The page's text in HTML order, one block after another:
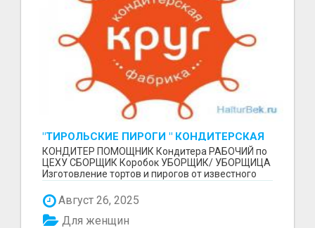
"ТИРОЛЬСКИЕ ПИРОГИ " КОНДИТЕРСКАЯ
ФАБРИКА "КРУГ "
КОНДИТЕР ПОМОЩНИК Кондитера РАБОЧИЙ по
ЦЕХУ СБОРЩИК Коробок УБОРЩИК/ УБОРЩИЦА
Изготовление тортов и пирогов от известного
Август 26, 2025
Для женщин